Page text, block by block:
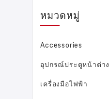
หมวดหมู่
Accessories
อุปกรณ์ประตูหน้าต่าง
เครื่องมือไฟฟ้า